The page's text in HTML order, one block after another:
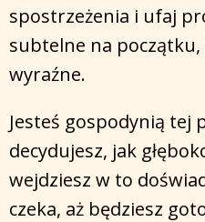
spostrzeżenia i ufaj
subtelne na
wyraźne.
Jesteś gospodynią tej
decydujesz, jak
wejdziesz w to
czeka, aż będziesz